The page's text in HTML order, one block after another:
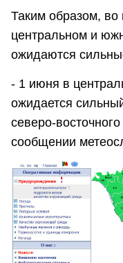
Таким образом, во
центральном и
ожидаются
- 1 июня в
ожидается
северо-
сообщении